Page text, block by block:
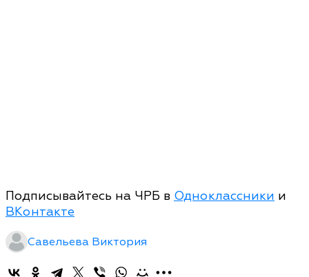
Подписывайтесь на ЧРБ в Одноклассники и
ВКонтакте
Савельева Виктория